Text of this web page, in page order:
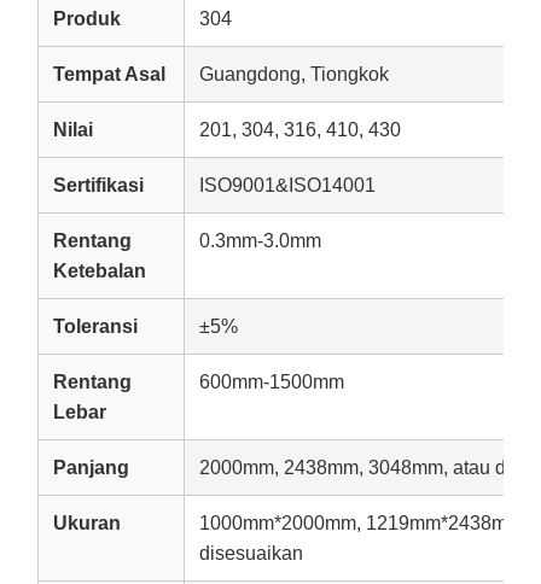
Produk 304
Tempat Asal Guangdong, Tiongkok
Nilai 201, 304, 316, 410, 430
Sertifikasi ISO9001&ISO14001
Rentang
Ketebalan
0.3mm-3.0mm
Toleransi ±5%
Rentang
Lebar
600mm-1500mm
Panjang 2000mm, 2438mm, 3048mm, atau
Ukuran
1000mm*2000mm, 1219mm*2438mm,
disesuaikan